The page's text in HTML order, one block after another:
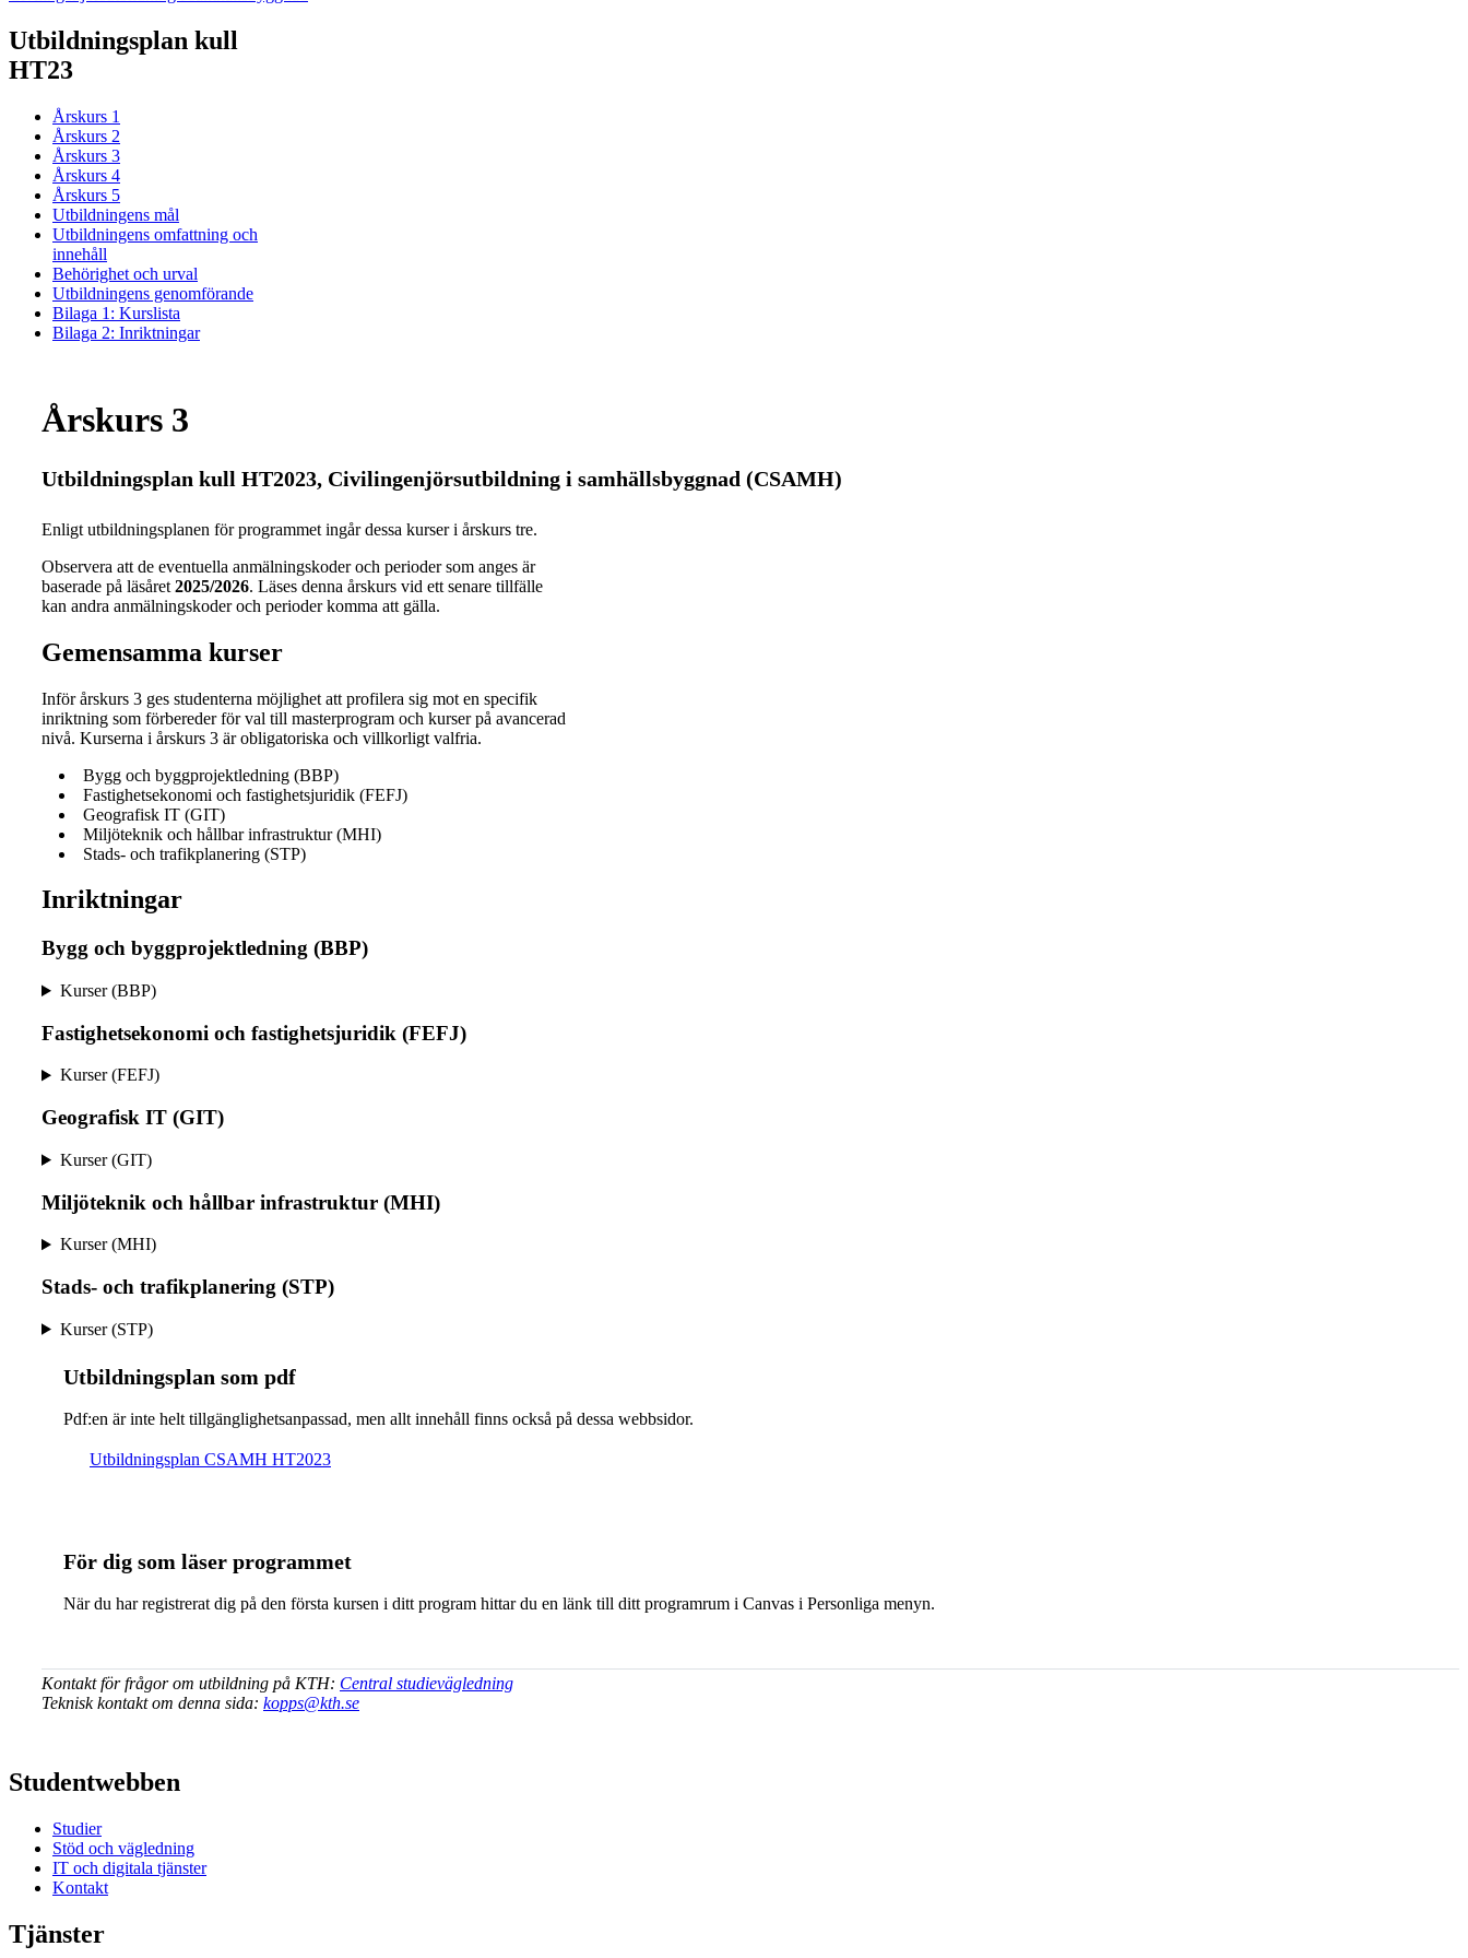
Utbildningsplan kull
HT23
Årskurs 1
Årskurs 2
Årskurs 3
Årskurs 4
Årskurs 5
Utbildningens mål
Utbildningens omfattning och
innehåll
Behörighet och urval
Utbildningens genomförande
Bilaga 1: Kurslista
Bilaga 2: Inriktningar
Årskurs 3
Utbildningsplan kull HT2023, Civilingenjörsutbildning i samhällsbyggnad (CSAMH)
Enligt utbildningsplanen för programmet ingår dessa kurser i årskurs tre.
Observera att de eventuella anmälningskoder och perioder som anges är
baserade på läsåret 2025/2026. Läses denna årskurs vid ett senare tillfälle
kan andra anmälningskoder och perioder komma att gälla.
Gemensamma kurser
Inför årskurs 3 ges studenterna möjlighet att profilera sig mot en specifik
inriktning som förbereder för val till masterprogram och kurser på avancerad
nivå. Kurserna i årskurs 3 är obligatoriska och villkorligt valfria.
Bygg och byggprojektledning (BBP)
Fastighetsekonomi och fastighetsjuridik (FEFJ)
Geografisk IT (GIT)
Miljöteknik och hållbar infrastruktur (MHI)
Stads- och trafikplanering (STP)
Inriktningar
Bygg och byggprojektledning (BBP)
Kurser (BBP)
Fastighetsekonomi och fastighetsjuridik (FEFJ)
Kurser (FEFJ)
Geografisk IT (GIT)
Kurser (GIT)
Miljöteknik och hållbar infrastruktur (MHI)
Kurser (MHI)
Stads- och trafikplanering (STP)
Kurser (STP)
Ut­bild­nings­plan som pdf
Pdf:en är inte helt till­gäng­lig­hets­an­pas­sad, men allt inne­håll finns också på dessa webb­sidor.
Ut­bild­nings­plan CSAMH HT2023
För dig som läser programmet
När du har registrerat dig på den första kursen i ditt program hittar du en länk till ditt programrum i Canvas i Personliga menyn.
Kontakt för frågor om utbildning på KTH: Central studievägledning
Teknisk kontakt om denna sida: kopps@kth.se
Studentwebben
Studier
Stöd och vägledning
IT och digitala tjänster
Kontakt
Tjänster